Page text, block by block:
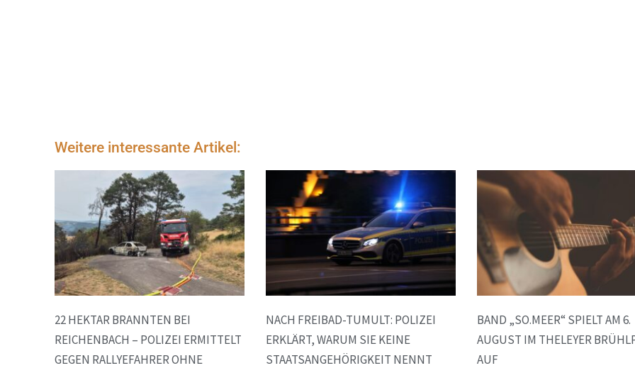
Weitere interessante Artikel:
22 HEKTAR BRANNTEN BEI
REICHENBACH – POLIZEI ERMITTELT
GEGEN RALLYEFAHRER OHNE
NACH FREIBAD-TUMULT: POLIZEI
ERKLÄRT, WARUM SIE KEINE
STAATSANGEHÖRIGKEIT NENNT
BAND „SO.MEER“ SPIELT AM 6.
AUGUST IM THELEYER
AUF